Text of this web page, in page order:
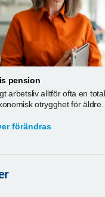
pension
arbetsliv alltför ofta en
otrygghet för äldre.
förändras